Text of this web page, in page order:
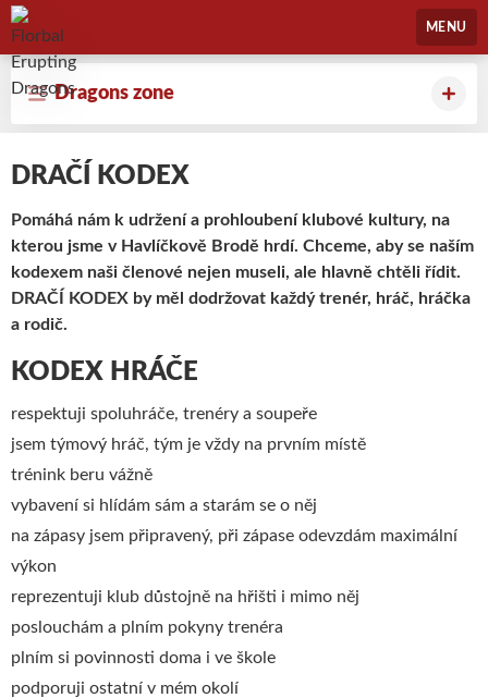
Florbal Erupting Dragons
MENU
Dragons zone
DRAČÍ KODEX
Pomáhá nám k udržení a prohloubení klubové kultury, na
kterou jsme v Havlíčkově Brodě hrdí. Chceme, aby se naším
kodexem naši členové nejen museli, ale hlavně chtěli řídit.
DRAČÍ KODEX by měl dodržovat každý trenér, hráč, hráčka
a rodič.
KODEX HRÁČE
respektuji spoluhráče, trenéry a soupeře
jsem týmový hráč, tým je vždy na prvním místě
trénink beru vážně
vybavení si hlídám sám a starám se o něj
na zápasy jsem připravený, při zápase odevzdám maximální
výkon
reprezentuji klub důstojně na hřišti i mimo něj
poslouchám a plním pokyny trenéra
plním si povinnosti doma i ve škole
podporuji ostatní v mém okolí